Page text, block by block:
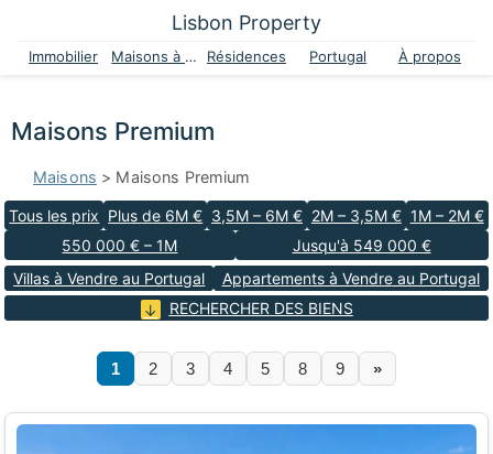
Lisbon Property
Immobilier Maisons à vendre Résidences Portugal À propos
Maisons Premium
Maisons > Maisons Premium
Tous les prix Plus de 6M € 3,5M – 6M € 2M – 3,5M € 1M – 2M €
550 000 € – 1M
Jusqu'à 549 000 €
Villas à Vendre au Portugal
Appartements à Vendre au Portugal
RECHERCHER DES BIENS
1 2 3 4 5 8 9 »